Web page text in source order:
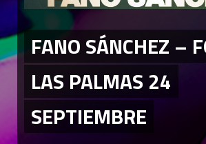
FANO SÁNCHEZ –
LAS PALMAS 24
SEPTIEMBRE